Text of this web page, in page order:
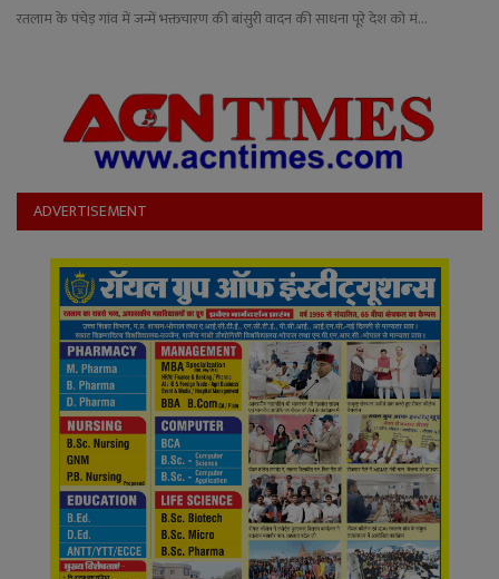
English Hiindi
रतलाम के पंचेड़ गांव में जन्में भक्तचारण की बांसुरी वादन की साधना पूरे देश को मं...
ADVERTISEMENT